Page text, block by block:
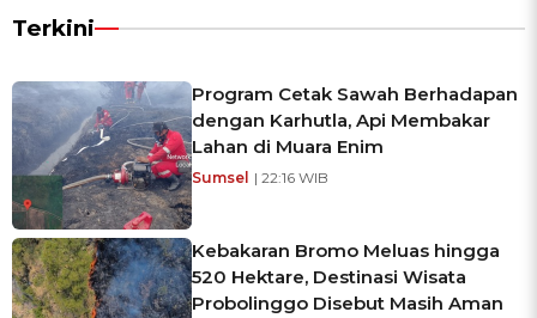
Terkini
Program Cetak Sawah Berhadapan
dengan Karhutla, Api Membakar
Lahan di Muara Enim
Sumsel | 22:16 WIB
Kebakaran Bromo Meluas hingga
520 Hektare, Destinasi Wisata
Probolinggo Disebut Masih Aman